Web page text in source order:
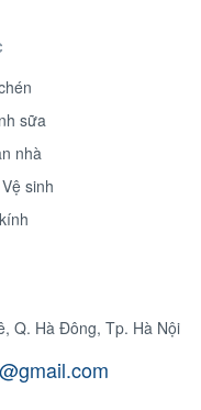
sữa
nhà
sinh
Q. Hà Đông, Tp. Hà Nội